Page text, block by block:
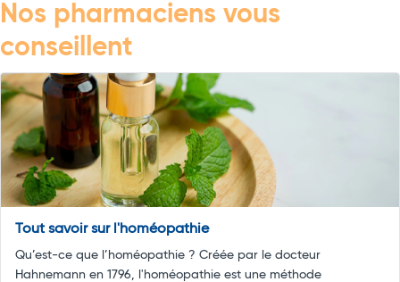
Nos pharmaciens vous
conseillent
Tout savoir sur l'homéopathie
Qu’est-ce que l’homéopathie ? Créée par le docteur
Hahnemann en 1796, l'homéopathie est une méthode